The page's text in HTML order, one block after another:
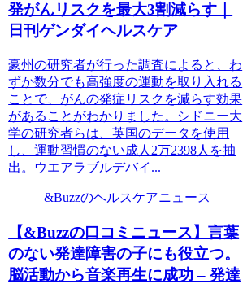
発がんリスクを最大3割減らす｜
日刊ゲンダイヘルスケア
豪州の研究者が行った調査によると、わ
ずか数分でも高強度の運動を取り入れる
ことで、がんの発症リスクを減らす効果
があることがわかりました。シドニー大
学の研究者らは、英国のデータを使用
し、運動習慣のない成人2万2398人を抽
出。ウエアラブルデバイ...
&Buzzのヘルスケアニュース
【&Buzzの口コミニュース】言葉
のない発達障害の子にも役立つ。
脳活動から音楽再生に成功 – 発達